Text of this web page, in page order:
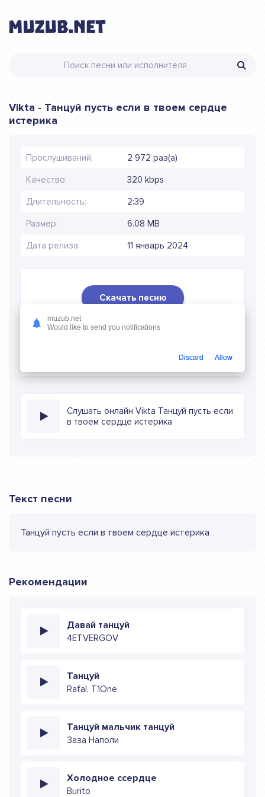
Vikta - Танцуй пусть если в твоем сердце
истерика
Прослушиваний: 2 972 раз(а)
Качество: 320 kbps
Длительность: 2:39
Размер: 6.08 MB
Дата релиза: 11 январь 2024
Скачать песню
Скачать песню Vikta - Танцуй пусть если в твоем
Слушать онлайн Vikta Танцуй пусть если
в твоем сердце истерика
Текст песни
Танцуй пусть если в твоем сердце истерика
Рекомендации
Давай танцуй
4ETVERGOV
Танцуй
Rafal, T1One
Танцуй мальчик танцуй
Заза Наполи
Холодное ссердце
Burito
muzub.net
Would like to send you notifications
Discard Allow